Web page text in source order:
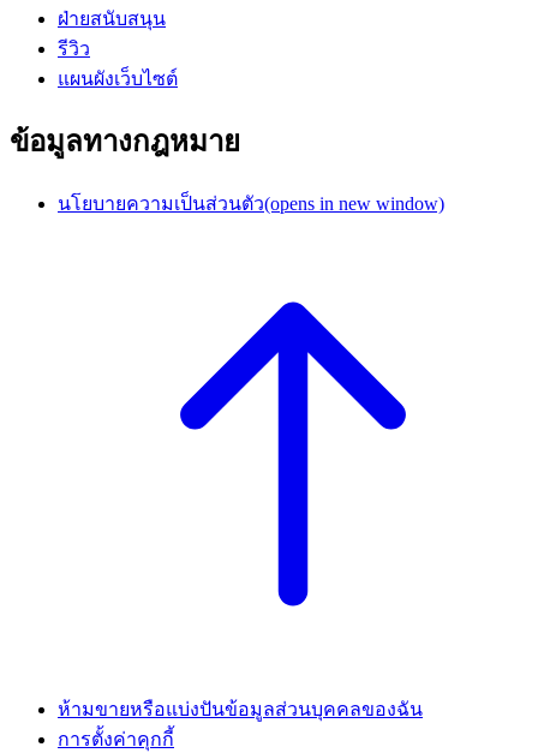
ฝ่ายสนับสนุน
รีวิว
แผนผังเว็บไซต์
ข้อมูลทางกฎหมาย
นโยบายความเป็นส่วนตัว(opens in new window)
ห้ามขายหรือแบ่งปันข้อมูลส่วนบุคคลของฉัน
การตั้งค่าคุกกี้